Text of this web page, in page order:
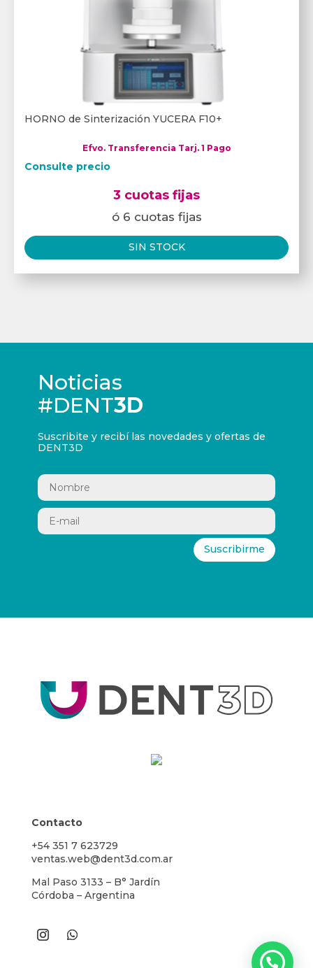
HORNO de Sinterización YUCERA F10+
Efvo. Transferencia Tarj. 1 Pago
Consulte precio
3 cuotas fijas
ó 6 cuotas fijas
SIN STOCK
Noticias
#DENT3D
Suscribite y recibí las novedades y ofertas de
DENT3D
Suscribirme
Contacto
+54 351 7 623729
ventas.web@dent3d.com.ar
Mal Paso 3133 – B° Jardín
Córdoba – Argentina